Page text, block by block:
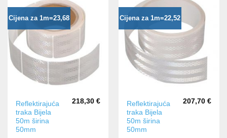
Cijena za 1m=23,68
Reflektirajuća
traka Bijela
50m širina
50mm
218,30 €
Cijena za 1m=22,52
Reflektirajuća
traka Bijela
50m širina
50mm
207,70 €